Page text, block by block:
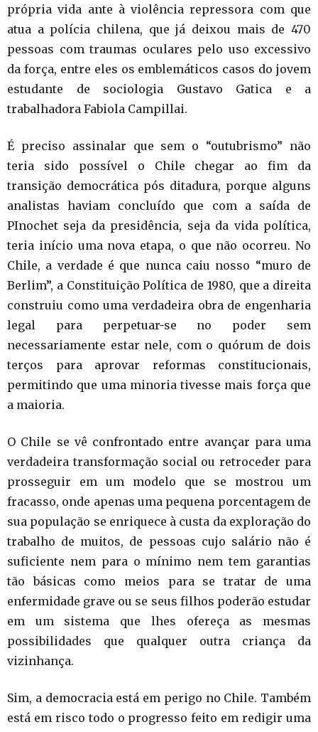
própria vida ante à violência repressora com que
atua a polícia chilena, que já deixou mais de 470
pessoas com traumas oculares pelo uso excessivo
da força, entre eles os emblemáticos casos do jovem
estudante de sociologia Gustavo Gatica e a
trabalhadora Fabiola Campillai.
É preciso assinalar que sem o “outubrismo” não
teria sido possível o Chile chegar ao fim da
transição democrática pós ditadura, porque alguns
analistas haviam concluído que com a saída de
PInochet seja da presidência, seja da vida política,
teria início uma nova etapa, o que não ocorreu. No
Chile, a verdade é que nunca caiu nosso “muro de
Berlim”, a Constituição Política de 1980, que a direita
construiu como uma verdadeira obra de engenharia
legal para perpetuar-se no poder sem
necessariamente estar nele, com o quórum de dois
terços para aprovar reformas constitucionais,
permitindo que uma minoria tivesse mais força que
a maioria.
O Chile se vê confrontado entre avançar para uma
verdadeira transformação social ou retroceder para
prosseguir em um modelo que se mostrou um
fracasso, onde apenas uma pequena porcentagem de
sua população se enriquece à custa da exploração do
trabalho de muitos, de pessoas cujo salário não é
suficiente nem para o mínimo nem tem garantias
tão básicas como meios para se tratar de uma
enfermidade grave ou se seus filhos poderão estudar
em um sistema que lhes ofereça as mesmas
possibilidades que qualquer outra criança da
vizinhança.
Sim, a democracia está em perigo no Chile. Também
está em risco todo o progresso feito em redigir uma